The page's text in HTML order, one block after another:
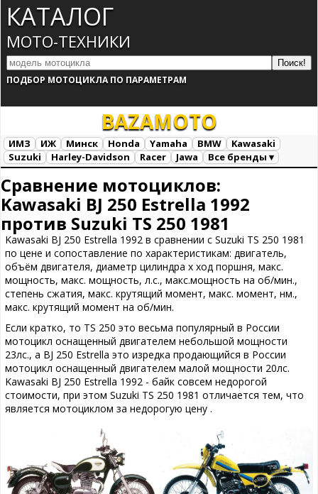
КАТАЛОГ
МОТО-ТЕХНИКИ
ПОДБОР МОТОЦИКЛА ПО ПАРАМЕТРАМ
BAZAMOTO
ИМЗ ИЖ Минск Honda Yamaha BMW
Kawasaki
Suzuki
Harley-Davidson Racer Jawa
Все бренды ▾
Сравнение мотоциклов:
Kawasaki BJ 250 Estrella 1992
против Suzuki TS 250 1981
Kawasaki BJ 250 Estrella 1992 в сравнении с Suzuki TS 250 1981
по цене и сопоставление по характеристикам: двигатель,
объём двигателя, диаметр цилиндра х ход поршня, макс.
мощность, макс. мощность, л.с., макс.мощность на об/мин.,
степень сжатия, макс. крутящий момент, макс. момент, нм.,
макс. крутящий момент на об/мин.
Если кратко, то TS 250 это весьма популярный в России
мотоцикл оснащенный двигателем небольшой мощности
23лс., а BJ 250 Estrella это изредка продающийся в России
мотоцикл оснащенный двигателем малой мощности 20лс.
Kawasaki BJ 250 Estrella 1992 - байк совсем недорогой
стоимости, при этом Suzuki TS 250 1981 отличается тем, что
является мотоциклом за недорогую цену .